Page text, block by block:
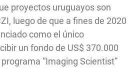
proyectos uruguayos son
luego de que a fines de 2020
como el único
un fondo de US$ 370.000
“Imaging Scientist”